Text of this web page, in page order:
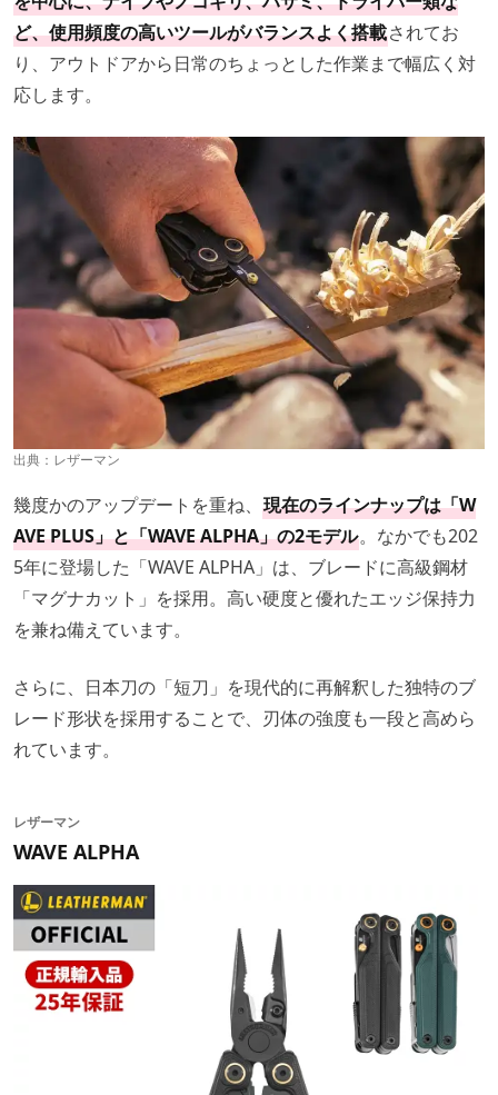
ど、使用頻度の高いツールがバランスよく搭載されてお
り、アウトドアから日常のちょっとした作業まで幅広く対
応します。
出典： レザーマン
幾度かのアップデートを重ね、 現在のラインナップは「W
AVE PLUS」と「WAVE ALPHA」の2モデル。なかでも202
5年に登場した「WAVE ALPHA」は、ブレードに高級鋼材
「マグナカット」を採用。高い硬度と優れたエッジ保持力
を兼ね備えています。
さらに、日本刀の「短刀」を現代的に再解釈した独特のブ
レード形状を採用することで、刃体の強度も一段と高めら
れています。
レザーマン
WAVE ALPHA